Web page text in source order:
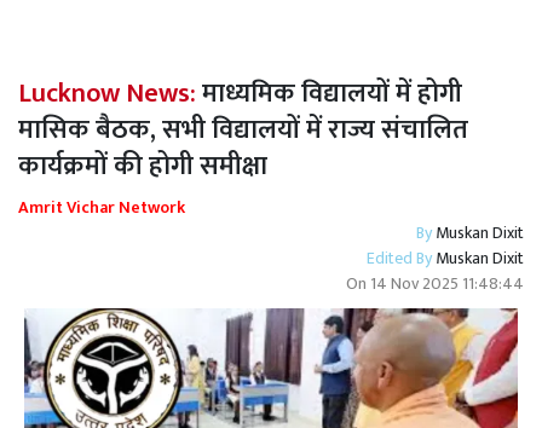
Lucknow News:माध्यमिक विद्यालयों में होगी
मासिक बैठक, सभी विद्यालयों में राज्य संचालित
कार्यक्रमों की होगी समीक्षा
Amrit Vichar Network
ByMuskan Dixit
Edited ByMuskan Dixit
On 14 Nov 2025 11:48:44